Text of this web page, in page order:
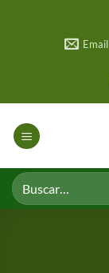
Email
Buscar
por: